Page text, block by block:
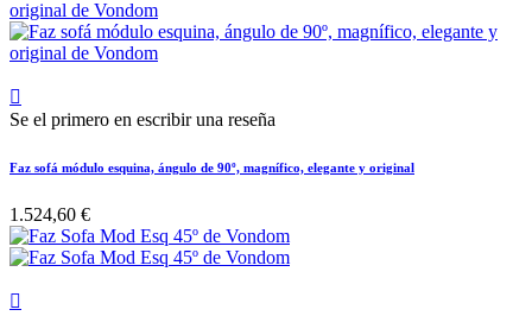

Se el primero en escribir una reseña
Faz sofá módulo esquina, ángulo de 90º, magnífico, elegante y original
1.524,60 €
